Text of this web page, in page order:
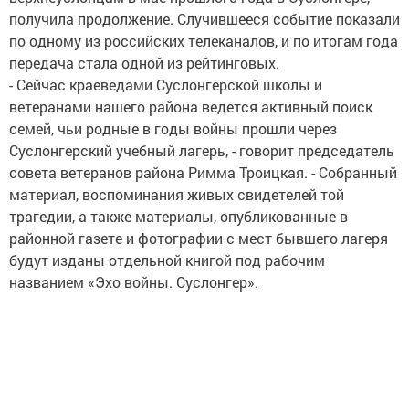
получила продолжение. Случившееся событие показали
по одному из российских телеканалов, и по итогам года
передача стала одной из рейтинговых.
- Сейчас краеведами Суслонгерской школы и
ветеранами нашего района ведется активный поиск
семей, чьи родные в годы войны прошли через
Суслонгерский учебный лагерь, - говорит председатель
совета ветеранов района Римма Троицкая. - Собранный
материал, воспоминания живых свидетелей той
трагедии, а также материалы, опубликованные в
районной газете и фотографии с мест бывшего лагеря
будут изданы отдельной книгой под рабочим
названием «Эхо войны. Суслонгер».